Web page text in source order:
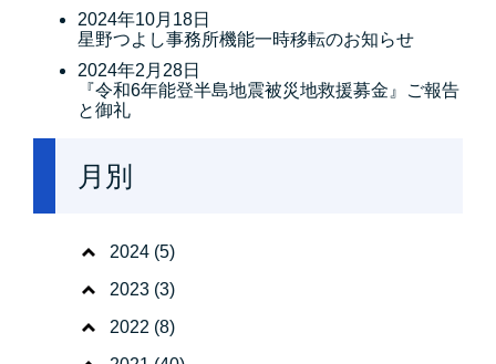
2024年10月18日
星野つよし事務所機能一時移転のお知らせ
2024年2月28日
『令和6年能登半島地震被災地救援募金』ご報告
と御礼
月別
2024 (5)
2023 (3)
2022 (8)